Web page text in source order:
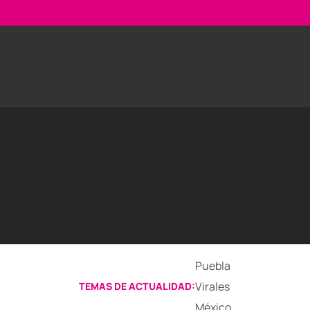
TEMAS DE ACTUALIDAD:
Puebla
Virales
México